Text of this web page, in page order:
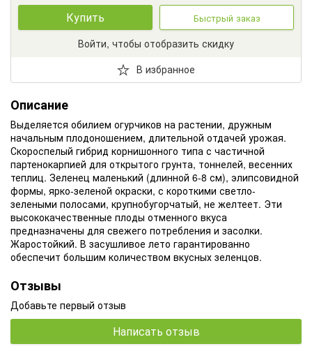
Купить Быстрый заказ
Войти, чтобы отобразить скидку
В избранное
Описание
Выделяется обилием огурчиков на растении, дружным
начальным плодоношением, длительной отдачей урожая.
Скороспелый гибрид корнишонного типа с частичной
партенокарпией для открытого грунта, тоннелей, весенних
теплиц. Зеленец маленький (длинной 6-8 см), элипсовидной
формы, ярко-зеленой окраски, с короткими светло-
зелеными полосами, крупнобугорчатый, не желтеет. Эти
высококачественные плоды отменного вкуса
предназначены для свежего потребления и засолки.
Жаростойкий. В засушливое лето гарантированно
обеспечит большим количеством вкусных зеленцов.
Отзывы
Добавьте первый отзыв
Написать отзыв